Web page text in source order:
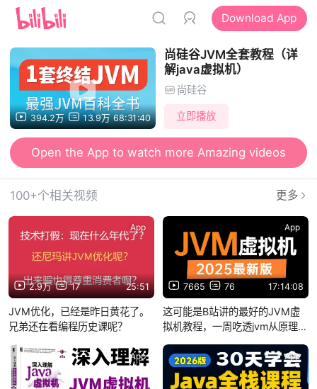
Download App
394.2万 13.9万 68:31:40
尚硅谷JVM全套教程（详
解java虚拟机）
尚硅谷
立即播放
Open the App to watch more Amazing videos
100+个相关视频 更多
2.9万 17 25:51
App
JVM优化，已经是昨日黄花了。
兄弟还在看编程历史课呢？
7665 76 17:14:08
App
这可能是B站讲的最好的JVM虚
拟机教程，一周吃透jvm从原理实
最新版）
App App